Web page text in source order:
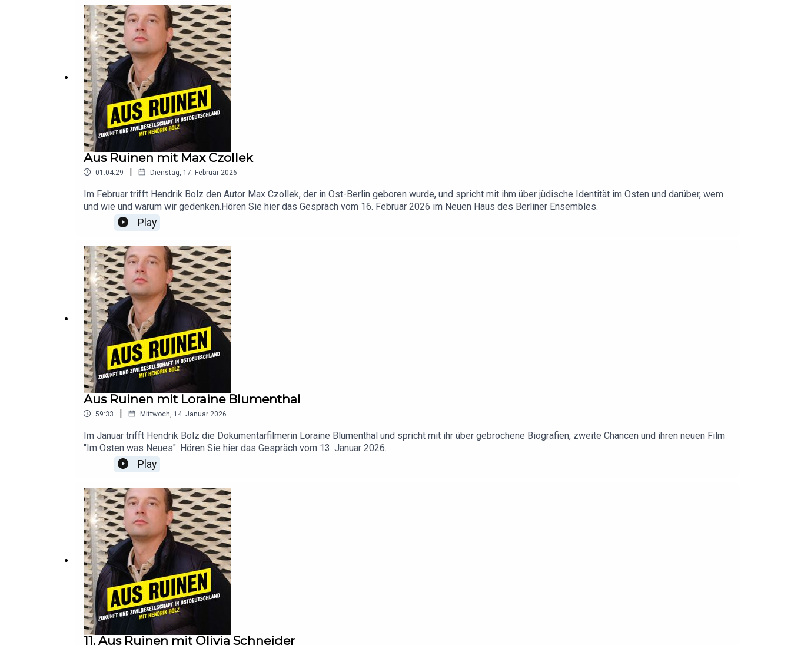
Aus Ruinen mit Max Czollek
01:04:29 | Dienstag, 17. Februar 2026
Im Februar trifft Hendrik Bolz den Autor Max Czollek, der in Ost-Berlin geboren wurde, und spricht mit ihm über jüdische Identität im Osten und darüber, wem
und wie und warum wir gedenken.Hören Sie hier das Gespräch vom 16. Februar 2026 im Neuen Haus des Berliner Ensembles.
Play
Aus Ruinen mit Loraine Blumenthal
59:33 | Mittwoch, 14. Januar 2026
Im Januar trifft Hendrik Bolz die Dokumentarfilmerin Loraine Blumenthal und spricht mit ihr über gebrochene Biografien, zweite Chancen und ihren neuen Film
"Im Osten was Neues". Hören Sie hier das Gespräch vom 13. Januar 2026.
Play
11. Aus Ruinen mit Olivia Schneider